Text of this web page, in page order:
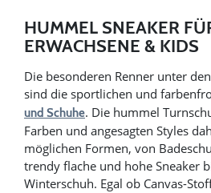
HUMMEL SNEAKER
ERWACHSENE & KIDS
Die besonderen Renner unter
sind die sportlichen und
und Schuhe. Die hummel
Farben und angesagten Styles
möglichen Formen, von
trendy flache und hohe Sneaker
Winterschuh. Egal ob Canvas-